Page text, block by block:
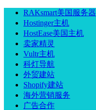
RAKsmart美国服务器
Hostinger主机
HostEase美国主机
卖家精灵
Vultr主机
科灯导航
外贸建站
Shopify建站
海外营销服务
广告合作